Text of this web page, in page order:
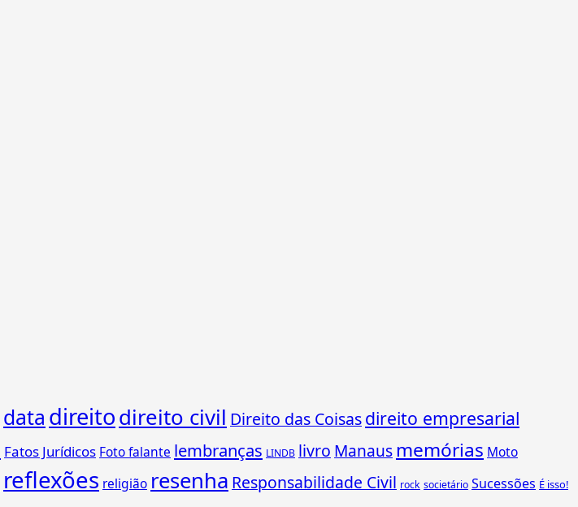
data direitodireito civil Direito das Coisasdireito empresarial
Fatos Jurídicos Foto falante lembranças LINDB livro Manaus memórias Moto
reflexões religião resenha Responsabilidade Civil rock societário Sucessões É isso!